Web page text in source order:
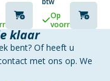
Op
voorraad
klaar
bent? Of heeft u
met ons op. We